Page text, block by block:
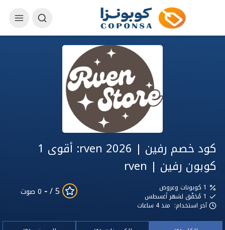
كود خصم رفين | rven 2026: أقوى 1
كوبون رفين | rven
مُحَقّق لشهر أغسطس
آخر استخدام: منذ 4 ساعات
5 /
- 0 صوت